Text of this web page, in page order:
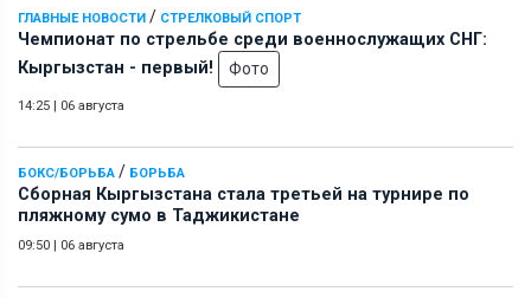
ГЛАВНЫЕ НОВОСТИ / СТРЕЛКОВЫЙ СПОРТ
Чемпионат по стрельбе среди военнослужащих СНГ:
Кыргызстан - первый!
Фото
14:25 | 06 августа
БОКС/БОРЬБА / БОРЬБА
Сборная Кыргызстана стала третьей на турнире по
пляжному сумо в Таджикистане
09:50 | 06 августа